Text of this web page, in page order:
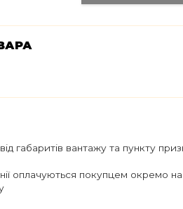
габаритів вантажу та пункту
оплачуються покупцем окремо на